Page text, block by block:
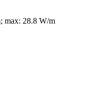
max: 28.8 W/m